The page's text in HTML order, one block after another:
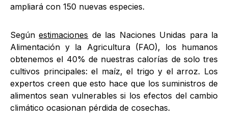
ampliará con 150 nuevas especies.
Segúnestimaciones de las Naciones Unidas para la
Alimentación y la Agricultura (FAO), los humanos
obtenemos el 40% de nuestras calorías de solo tres
cultivos principales: el maíz, el trigo y el arroz. Los
expertos creen que esto hace que los suministros de
alimentos sean vulnerables si los efectos del cambio
climático ocasionan pérdida de cosechas.